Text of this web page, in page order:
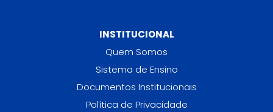
INSTITUCIONAL
Quem Somos
Sistema de Ensino
Documentos Institucionais
Política de Privacidade